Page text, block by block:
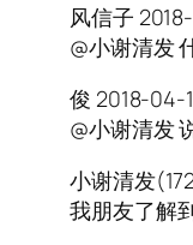
风信子
@小谢清发
俊 2018-04-
@小谢清发
小谢清发
我朋友了解